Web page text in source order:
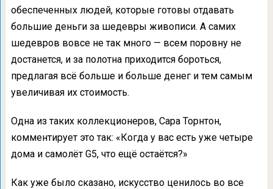
обеспеченных людей, которые готовы отдавать
большие деньги за шедевры живописи. А самих
шедевров вовсе не так много — всем поровну не
достанется, и за полотна приходится бороться,
предлагая всё больше и больше денег и тем самым
увеличивая их стоимость.
Одна из таких коллекционеров, Сара Торнтон,
комментирует это так: «Когда у вас есть уже четыре
дома и самолёт G5, что ещё остаётся?»
Как уже было сказано, искусство ценилось во все